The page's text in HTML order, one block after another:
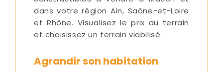
dans votre région Ain, Saône-et-Loire
et Rhône. Visualisez le prix du terrain
et choisissez un terrain viabilisé.
Agrandir son habitation